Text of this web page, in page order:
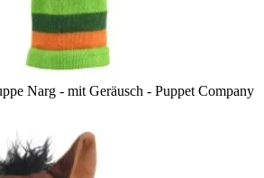
Narg - mit Geräusch - Puppet Company